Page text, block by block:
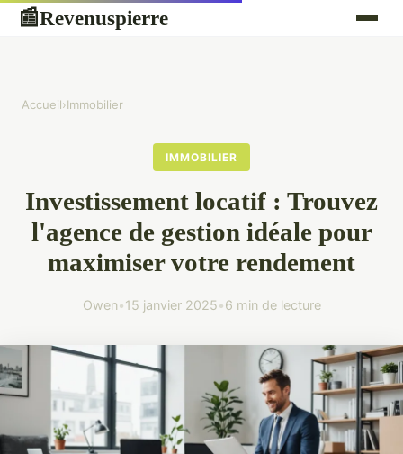
📰Revenuspierre
Accueil›Immobilier
IMMOBILIER
Investissement locatif : Trouvez
l'agence de gestion idéale pour
maximiser votre rendement
Owen•15 janvier 2025•6 min de lecture